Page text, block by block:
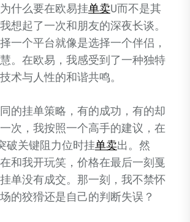
什么要在欧易挂单卖U而不是其
想起了一次和朋友的深夜长谈。
一个平台就像是选择一个伴侣，
。在欧易，我感受到了一种独特
术与人性的和谐共鸣。
的挂单策略，有的成功，有的却
次，我按照一个高手的建议，在
破关键阻力位时挂单卖出。然
和我开玩笑，价格在最后一刻戛
单没有成交。那一刻，我不禁怀
的狡猾还是自己的判断失误？